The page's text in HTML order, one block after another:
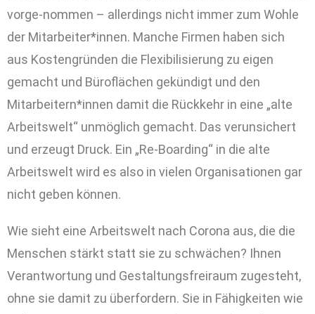
vorge-nommen – allerdings nicht immer zum Wohle
der Mitarbeiter*innen. Manche Firmen haben sich
aus Kostengründen die Flexibilisierung zu eigen
gemacht und Büroflächen gekündigt und den
Mitarbeitern*innen damit die Rückkehr in eine „alte
Arbeitswelt“ unmöglich gemacht. Das verunsichert
und erzeugt Druck. Ein „Re-Boarding“ in die alte
Arbeitswelt wird es also in vielen Organisationen gar
nicht geben können.
Wie sieht eine Arbeitswelt nach Corona aus, die die
Menschen stärkt statt sie zu schwächen? Ihnen
Verantwortung und Gestaltungsfreiraum zugesteht,
ohne sie damit zu überfordern. Sie in Fähigkeiten wie